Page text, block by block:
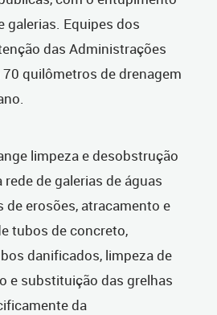
galerias. Equipes dos
das Administrações
quilômetros de drenagem
limpeza e desobstrução
de galerias de águas
de erosões, atracamento e
tubos de concreto,
danificados, limpeza de
e substituição das grelhas
da